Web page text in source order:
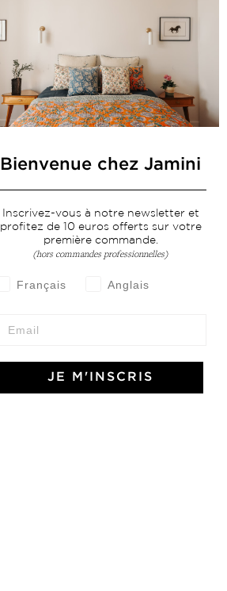
Bienvenue chez Jamini
Inscrivez-vous à notre newsletter et
profitez de 10 euros offerts sur votre
première commande.
(hors commandes professionnelles)
Français Anglais
JE M'INSCRIS